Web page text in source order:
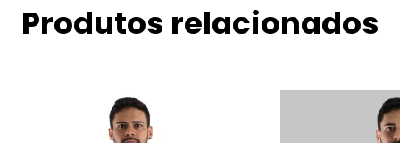
Produtos relacionados